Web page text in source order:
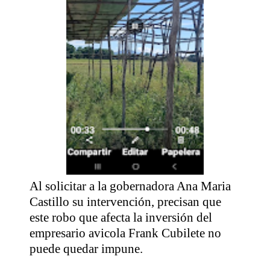
Al solicitar a la gobernadora Ana Maria
Castillo su intervención, precisan que
este robo que afecta la inversión del
empresario avicola Frank Cubilete no
puede quedar impune.